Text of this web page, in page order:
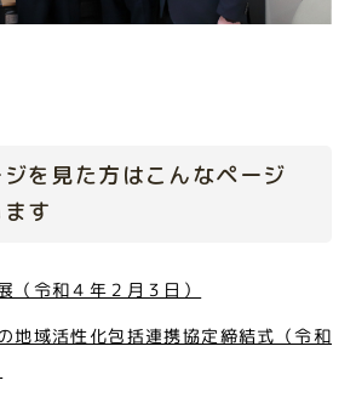
を見た方はこんなページ
す
（令和４年２月３日）
地域活性化包括連携協定締結式（令和